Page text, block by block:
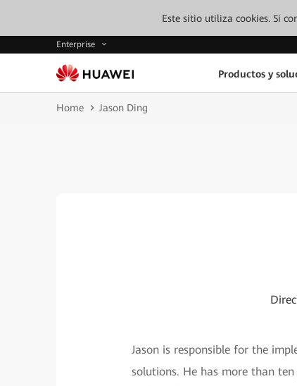
Este sitio utiliza cookies. Si
Enterprise
Productos y
Home Jason Ding
Jason is responsible for the
solutions. He has more than